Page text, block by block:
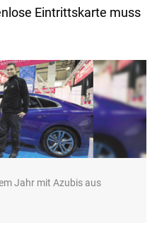
Eintrittskarte muss
Jahr mit Azubis aus